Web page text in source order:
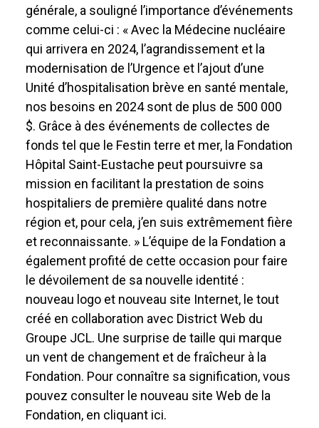
générale, a souligné l’importance d’événements
comme celui-ci : « Avec la Médecine nucléaire
qui arrivera en 2024, l’agrandissement et la
modernisation de l’Urgence et l’ajout d’une
Unité d’hospitalisation brève en santé mentale,
nos besoins en 2024 sont de plus de 500 000
$. Grâce à des événements de collectes de
fonds tel que le Festin terre et mer, la Fondation
Hôpital Saint-Eustache peut poursuivre sa
mission en facilitant la prestation de soins
hospitaliers de première qualité dans notre
région et, pour cela, j’en suis extrêmement fière
et reconnaissante. » L’équipe de la Fondation a
également profité de cette occasion pour faire
le dévoilement de sa nouvelle identité :
nouveau logo et nouveau site Internet, le tout
créé en collaboration avec District Web du
Groupe JCL. Une surprise de taille qui marque
un vent de changement et de fraîcheur à la
Fondation. Pour connaître sa signification, vous
pouvez consulter le nouveau site Web de la
Fondation, en cliquant ici.